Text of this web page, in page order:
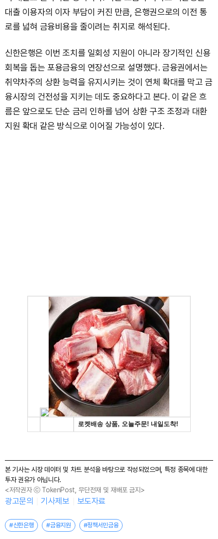
대출 이용자의 이자 부담이 커진 만큼, 은행권으로의 이전 통
로를 넓혀 금융비용을 줄이려는 취지로 해석된다.
신한은행은 이번 조치를 일회성 지원이 아니라 장기적인 신용
회복을 돕는 포용금융의 연장선으로 설명했다. 금융권에서는
취약차주의 상환 능력을 유지시키는 것이 연체 확대를 막고 금
융시장의 건전성을 지키는 데도 중요하다고 본다. 이 같은 흐
름은 앞으로도 단순 금리 인하를 넘어 상환 구조 조정과 대환
지원 확대 같은 방식으로 이어질 가능성이 있다.
본 기사는 시장 데이터 및 차트 분석을 바탕으로 작성되었으며, 특정 종목에 대한
투자 권유가 아닙니다.
<저작권자 ⓒ TokenPost, 무단전재 및 재배포 금지>
광고문의 기사제보 보도자료
#신한은행 #금융지원 #정책서민금융